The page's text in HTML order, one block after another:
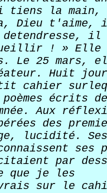
tiens la main,
Dieu
detendresse,
! » Elle
Le 25 mars,
Huit
cahier
écrits
Aux
des
lucidité.
ses
par
que je les
sur le